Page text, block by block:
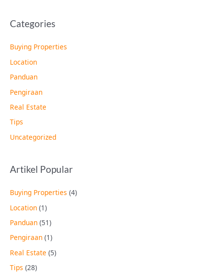
Categories
Buying Properties
Location
Panduan
Pengiraan
Real Estate
Tips
Uncategorized
Artikel Popular
Buying Properties (4)
Location (1)
Panduan (51)
Pengiraan (1)
Real Estate (5)
Tips (28)